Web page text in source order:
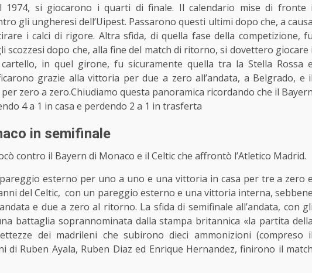
si giocarono i quarti di finale. Il calendario mise di fronte i
gli ungheresi dell’Uipest. Passarono questi ultimi dopo che, a causa
i calci di rigore. Altra sfida, di quella fase della competizione, fu
scozzesi dopo che, alla fine del match di ritorno, si dovettero giocare i
in quel girone, fu sicuramente quella tra la Stella Rossa e
grazie alla vittoria per due a zero all’andata, a Belgrado, e il
zero a zero.Chiudiamo questa panoramica ricordando che il Bayern
4 a 1 in casa e perdendo 2 a 1 in trasferta
in semifinale
contro il Bayern di Monaco e il Celtic che affrontò l’Atletico Madrid.
esterno per uno a uno e una vittoria in casa per tre a zero e
del Celtic, con un pareggio esterno e una vittoria interna, sebbene
e due a zero al ritorno. La sfida di semifinale all’andata, con gli
battaglia soprannominata dalla stampa britannica «la partita della
dei madrileni che subirono dieci ammonizioni (compreso il
di Ruben Ayala, Ruben Diaz ed Enrique Hernandez, finirono il match